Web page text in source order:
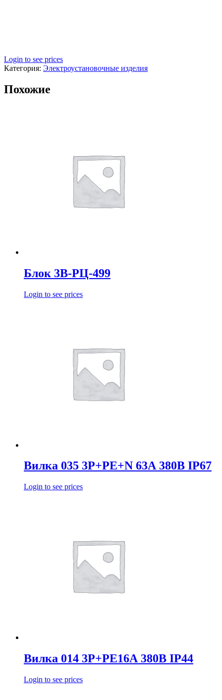
Login to see prices
Категория: Электроустановочные изделия
Похожие
Блок 3В-РЦ-499
Login to see prices
Вилка 035 3Р+РЕ+N 63А 380В IP67
Login to see prices
Вилка 014 3Р+РЕ16А 380В IP44
Login to see prices